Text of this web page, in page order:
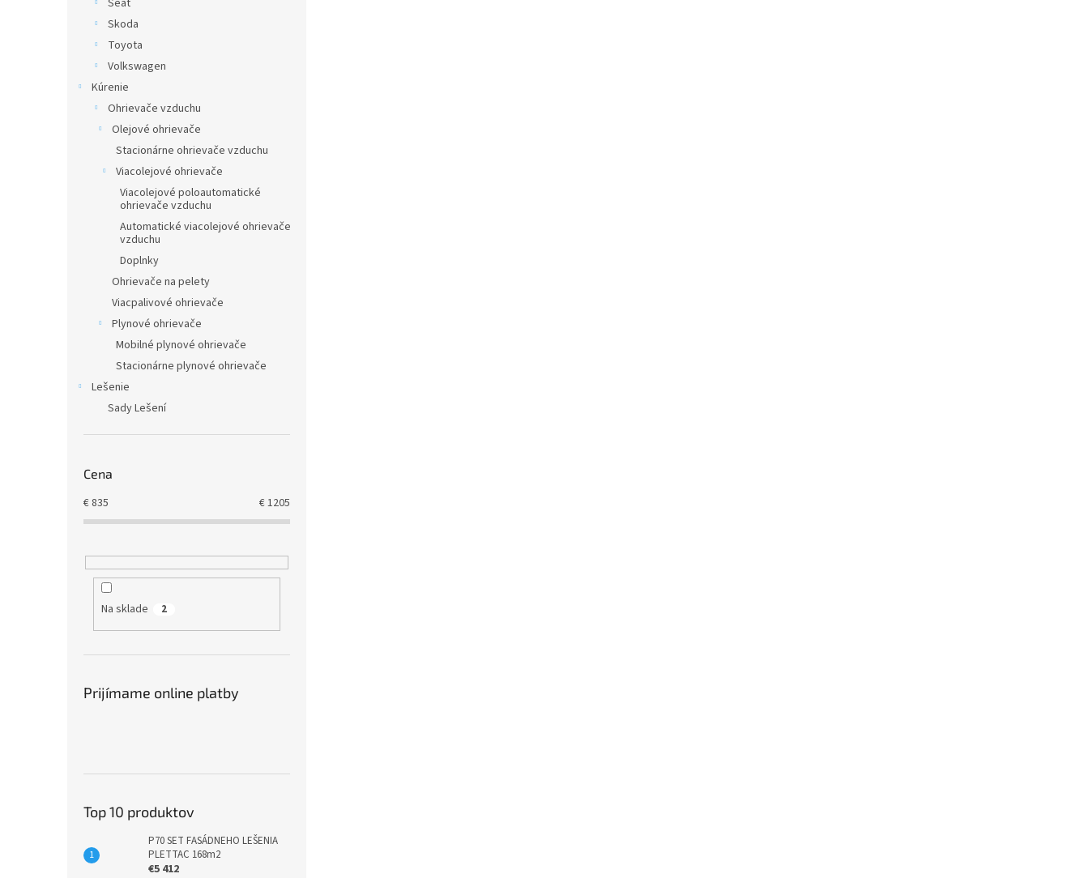
Seat
Skoda
Toyota
Volkswagen
Kúrenie
Ohrievače vzduchu
Olejové ohrievače
Stacionárne ohrievače vzduchu
Viacolejové ohrievače
Viacolejové poloautomatické
ohrievače vzduchu
Automatické viacolejové ohrievače
vzduchu
Doplnky
Ohrievače na pelety
Viacpalivové ohrievače
Plynové ohrievače
Mobilné plynové ohrievače
Stacionárne plynové ohrievače
Lešenie
Sady Lešení
Cena
€835 €1205
Na sklade 2
Prijímame online platby
Top 10 produktov
P70 SET FASÁDNEHO LEŠENIA
PLETTAC 168m2
€5 412